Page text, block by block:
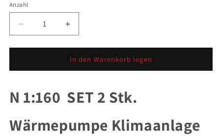
Anzahl
Anzahl
Verringere
die
Menge
N
SET
2
Wärmepumpe
Klimaanlage
Erhöhe
die
Menge
für
N
SET
2
Wärmepumpe
Klimaanlage
In den Warenkorb legen
N 1:160 SET 2 Stk.
Wärmepumpe Klimaanlage